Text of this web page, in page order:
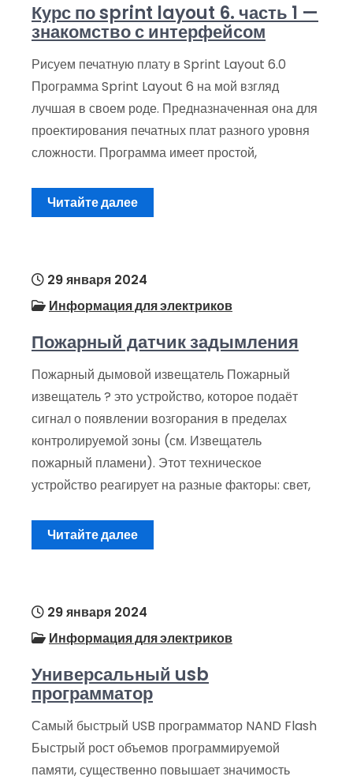
Курс по sprint layout 6. часть 1 —
знакомство с интерфейсом
Рисуем печатную плату в Sprint Layout 6.0
Программа Sprint Layout 6 на мой взгляд
лучшая в своем роде. Предназначенная она для
проектирования печатных плат разного уровня
сложности. Программа имеет простой,
Читайте далее
29 января 2024
Информация для электриков
Пожарный датчик задымления
Пожарный дымовой извещатель Пожарный
извещатель ? это устройство, которое подаёт
сигнал о появлении возгорания в пределах
контролируемой зоны (см. Извещатель
пожарный пламени). Этот техническое
устройство реагирует на разные факторы: свет,
Читайте далее
29 января 2024
Информация для электриков
Универсальный usb
программатор
Самый быстрый USB программатор NAND Flash
Быстрый рост объемов программируемой
памяти, существенно повышает значимость